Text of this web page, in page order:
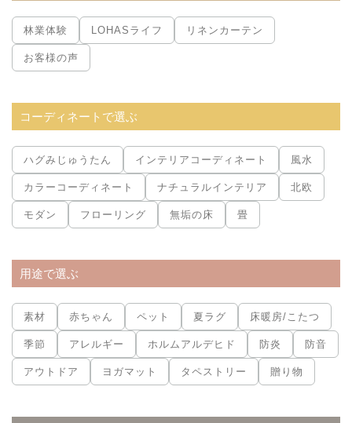
林業体験 LOHASライフ リネンカーテン
お客様の声
コーディネートで選ぶ
ハグみじゅうたん インテリアコーディネート 風水
カラーコーディネート ナチュラルインテリア 北欧
モダン フローリング 無垢の床 畳
用途で選ぶ
素材 赤ちゃん ペット 夏ラグ 床暖房/こたつ
季節 アレルギー ホルムアルデヒド 防炎 防音
アウトドア ヨガマット タペストリー 贈り物